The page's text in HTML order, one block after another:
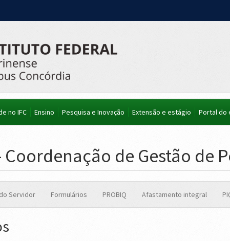
no IFC Ensino Pesquisa e Inovação Extensão e estágio Portal do
Coordenação de Gestão de
Servidor Formulários PROBIQ Afastamento integral